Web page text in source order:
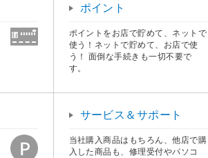
ポイント
ポイントをお店で貯めて、ネットで
使う！ネットで貯めて、お店で使
う！ 面倒な手続きも一切不要で
す。
サービス＆サポート
当社購入商品はもちろん、他店で購
入した商品も、修理受付やパソコ